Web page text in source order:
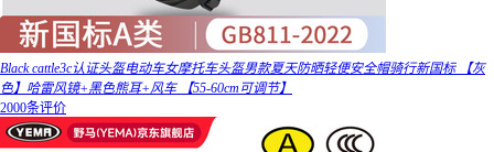
Black cattle3c认证头盔电动车女摩托车头盔男款夏天防晒轻便安全帽骑行新国标 【灰
色】哈雷风镜+黑色熊耳+风车 【55-60cm可调节】
2000条评价